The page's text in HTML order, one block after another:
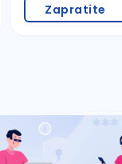
Zapratite